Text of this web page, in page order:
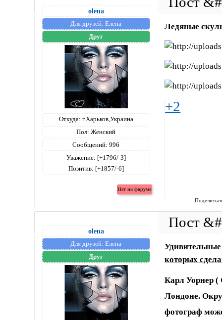
olena
Для друзей: Елена
Друг
Откуда: г.Харьков,Украина
Пол: Женский
Сообщений: 996
Уважение: [+1796/-3]
Позитив: [+1857/-6]
Ледяные
+2
olena
Для друзей: Елена
Друг
которых
Карл Уорнер (
Лондоне.
фотограф